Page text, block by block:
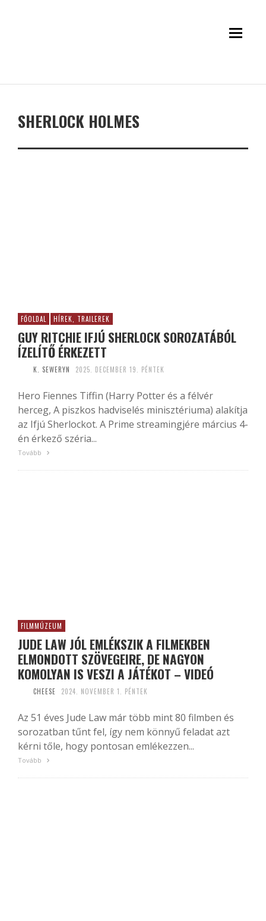
SHERLOCK HOLMES
FŐOLDAL HÍREK, TRAILEREK
GUY RITCHIE IFJÚ SHERLOCK SOROZATÁBÓL
ÍZELÍTŐ ÉRKEZETT
K. SEWERYN 2025. DECEMBER 19. PÉNTEK
Hero Fiennes Tiffin (Harry Potter és a félvér
herceg, A piszkos hadviselés minisztériuma) alakítja
az Ifjú Sherlockot. A Prime streamingjére március 4-
én érkező széria...
Tovább
FILMMÚZEUM
JUDE LAW JÓL EMLÉKSZIK A FILMEKBEN
ELMONDOTT SZÖVEGEIRE, DE NAGYON
KOMOLYAN IS VESZI A JÁTÉKOT – VIDEÓ
CHEESE 2024. NOVEMBER 1. PÉNTEK
Az 51 éves Jude Law már több mint 80 filmben és
sorozatban tűnt fel, így nem könnyű feladat azt
kérni tőle, hogy pontosan emlékezzen...
Tovább